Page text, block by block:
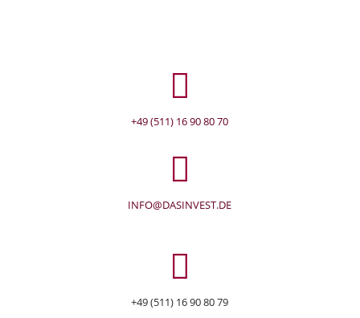
+49 (511) 16 90 80 70
INFO@DASINVEST.DE
+49 (511) 16 90 80 79